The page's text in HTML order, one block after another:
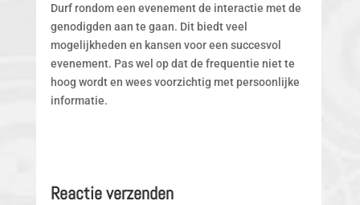
Durf rondom een evenement de interactie met de
genodigden aan te gaan. Dit biedt veel
mogelijkheden en kansen voor een succesvol
evenement. Pas wel op dat de frequentie niet te
hoog wordt en wees voorzichtig met persoonlijke
informatie.
Reactie verzenden